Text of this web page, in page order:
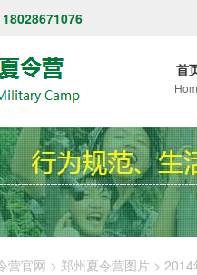
18028671076
首
营官网 > 郑州夏令营图片 > 2014